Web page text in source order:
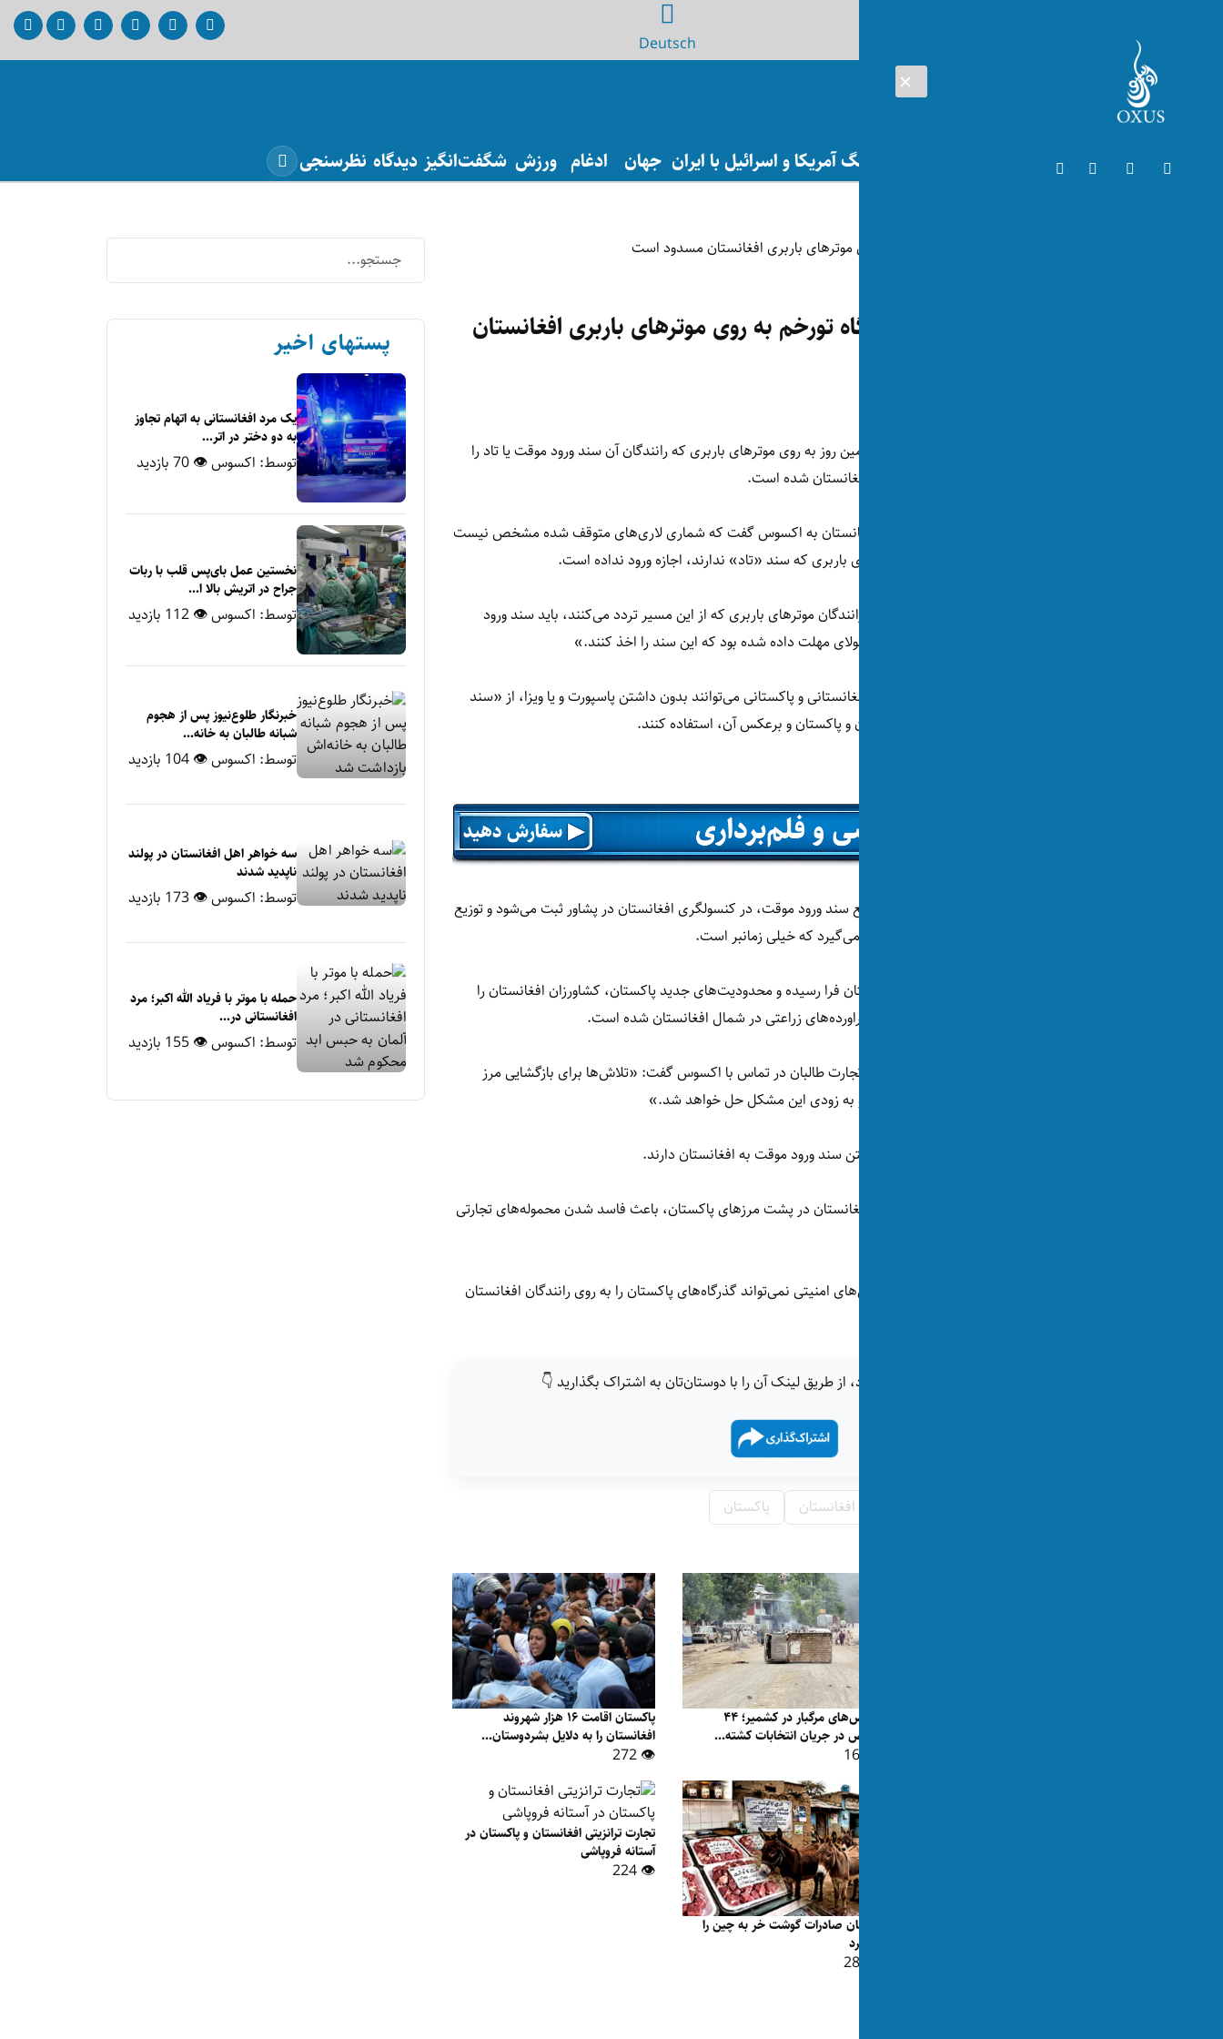
Deutsch
افغانستان جنگ آمریکا و اسرائیل با ایران جهان ادغام ورزش شگفت‌انگیز دیدگاه نظرسنجی
با گذشت چهار روز هنوز گذرگاه تورخم به روی موترهای باربری افغانستان
مسدود ماندن دروازه سرحدی تورخم برای چهارمین روز به روی موترهای باربری که رانندگان آن سند ورود موقت یا تاد را
ندارند، سبب فاسد شدن فراورده‌های زراعتی افغانستان شده است.
جان آقا نوید، سخنگوی اتاق تجارت و صنایع افغانستان به اکسوس گفت که شماری لاری‌های متوقف شده مشخص نیست
اما پاکستان از اول ماه اگست تاکنون به موترهای باربری که سند «تاد» ندارند، اجازه ورود نداده است.
آقای نوید گفت: «مقام‌های پاکستان می‌گویند رانندگان موترهای باربری که از این مسیر تردد می‌کنند، باید سند ورود
مقام‌های پاکستان اعلام کرده‌اند که رانندگان افغانستانی و پاکستانی می‌توانند بدون داشتن پاسپورت و یا ویزا، از «سند
ورود موقت» برای شش ماه تردد بین افغانستان و پاکستان و برعکس آن، استفاده کنند.
اما رانندگان موترهای باربری می‌گویند روند توزیع سند ورود موقت، در کنسولگری افغانستان در پشاور ثبت می‌شود و توزیع
این سند در سفارت پاکستان مقیم کابل صورت می‌گیرد که خیلی زمانبر است.
به گفته‌ی این رانندگان، فصل میوه تازه افغانستان فرا رسیده و محدودیت‌های جدید پاکستان، کشاورزان افغانستان را
بیشتر متضرر می‌کند که سبب کاهش قیمت فراورده‌های زراعتی در شمال افغانستان شده است.
عبدالسلام آخندزاده، سخنگوی وزارت صنعت و تجارت طالبان در تماس با اکسوس گفت: «تلاش‌ها برای بازگشایی مرز
تورخم به روی لاری‌های افغانستان جریان دارد و به زودی این مشکل حل خواهد شد.»
به گفته‌ی او، رانندگان پاکستانی نیز نیاز به گرفتن سند ورود موقت به افغانستان دارند.
توقف لاری‌های مملو از میوه و سبزیجات تازه افغانستان در پشت مرزهای پاکستان، باعث فاسد شدن محموله‌های تجارتی
اما پاکستان بارها اعلام کرده که به دلیل نگرانی‌های امنیتی نمی‌تواند گذرگاه‌های پاکستان را به روی رانندگان افغانستان
اگر این خبر برای شما جالب بود، از طریق لینک آن را با دوستان‌تان به اشتراک بگذارید 👇
محصولات زراعتی افغانستان پاکستان
اعتراض‌های مرگبار در کشمیر؛ ۴۴
معترض در جریان انتخابات کشته...
پاکستان اقامت ۱۶ هزار شهروند
افغانستان را به دلایل بشردوستان...
👁 272
پاکستان صادرات گوشت خر به چین را
آغاز کرد
تجارت ترانزیتی افغانستان و پاکستان در
آستانه فروپاشی
👁 224
پستهای اخیر
یک مرد افغانستانی به اتهام تجاوز
به دو دختر در اتر...
توسط: اکسوس👁 70 بازدید
نخستین عمل بای‌پس قلب با ربات
جراح در اتریش بالا ا...
توسط: اکسوس👁 112 بازدید
خبرنگار طلوع‌نیوز پس از هجوم
شبانه طالبان به خانه‌...
توسط: اکسوس👁 104 بازدید
سه خواهر اهل افغانستان در پولند
ناپدید شدند
توسط: اکسوس👁 173 بازدید
حمله با موتر با فریاد الله اکبر؛ مرد
افغانستانی در...
توسط: اکسوس👁 155 بازدید